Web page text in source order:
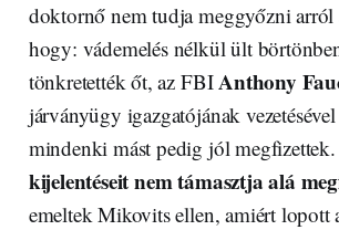
doktornő nem tudja meggyőzni arról
hogy: vádemelés nélkül ült
tönkretették őt, az FBIAnthony
járványügy igazgatójának
mindenki mást pedig jól
kijelentéseit nem támasztja alá
emeltek Mikovits ellen, amiért lopott